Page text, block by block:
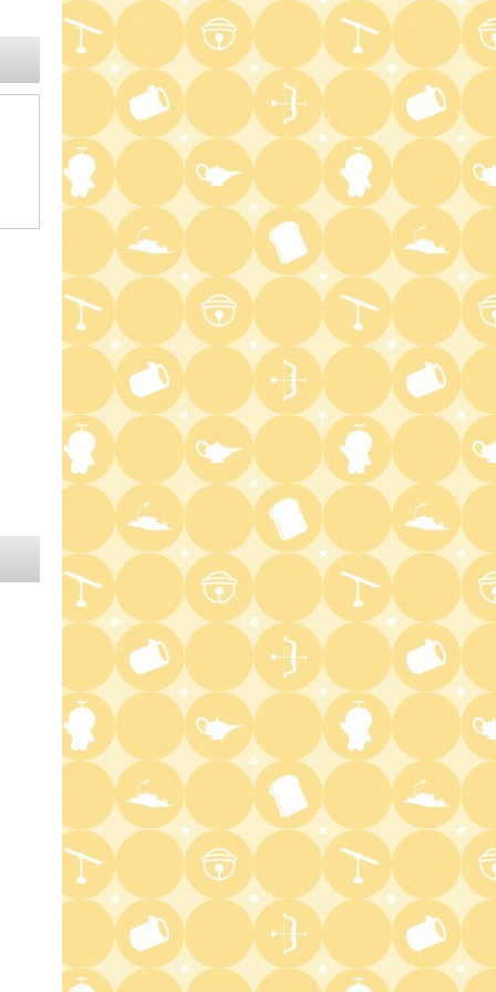
深夜 2:22
全力!アオハル応援団
深夜 2:52
新日ちゃんぴおん! 天山広吉
クリニックでお悩み解決!
深夜 3:17
イベレコ
3:30
秘湯ロマン